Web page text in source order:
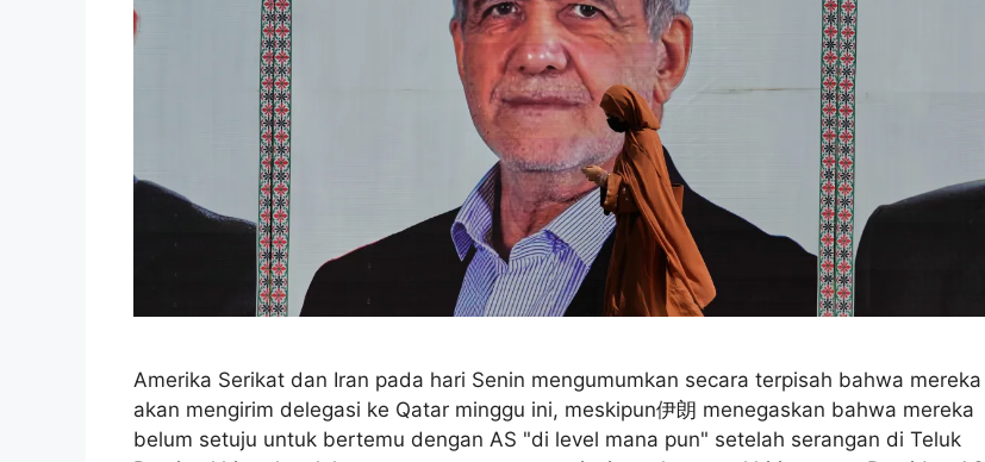
Amerika Serikat dan Iran pada hari Senin mengumumkan secara terpisah bahwa mereka
akan mengirim delegasi ke Qatar minggu ini, meskipun伊朗 menegaskan bahwa mereka
belum setuju untuk bertemu dengan AS "di level mana pun" setelah serangan di Teluk